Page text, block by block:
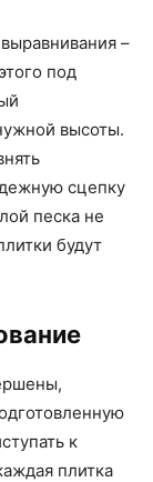
–
под
высоты.
сцепку
песка не
будут
к
плитка